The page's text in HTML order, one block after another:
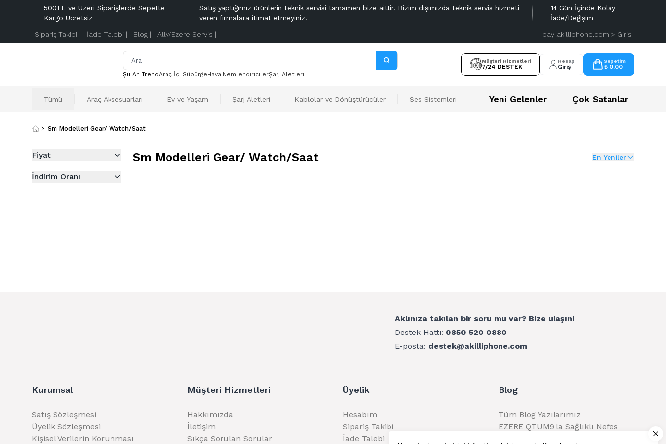
500TL ve Üzeri Siparişlerde Sepette
Kargo Ücretsiz
Satış yaptığımız ürünlerin teknik servisi tamamen bize aittir. Bizim dışımızda teknik servis hizmeti
veren firmalara itimat etmeyiniz.
14 Gün İçinde Kolay
İade/Değişim
Sipariş Takibi | İade Talebi | Blog | Ally/Ezere Servis | bayi.akilliphone.com > Giriş
Şu An TrendAraç İçi SüpürgeHava NemlendiricilerŞarj Aletleri
Müşteri Hizmetleri
7/24 DESTEK
Hesap
Giriş
Sepetim
₺ 0.00
Tümü Araç Aksesuarları Ev ve Yaşam Şarj Aletleri Kablolar ve Dönüştürücüler Ses Sistemleri Yeni Gelenler Çok Satanlar
Sm Modelleri Gear/ Watch/Saat
Fiyat
İndirim Oranı
Sm Modelleri Gear/ Watch/Saat En Yeniler
Aklınıza takılan bir soru mu var? Bize ulaşın!
Destek Hattı: 0850 520 0880
E-posta: destek@akilliphone.com
Kurumsal
Satış Sözleşmesi
Üyelik Sözleşmesi
Kişisel Verilerin Korunması
Müşteri Hizmetleri
Hakkımızda
İletişim
Sıkça Sorulan Sorular
Üyelik
Hesabım
Sipariş Takibi
İade Talebi
Blog
Tüm Blog Yazılarımız
EZERE QTUM9'la Sağlıklı Nefes